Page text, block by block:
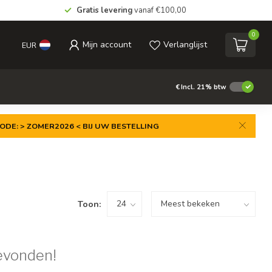
Gratis leveringvanaf €100,00
EUR Mijn account Verlanglijst
0
€Incl. 21% btw
> ZOMER2026 < BIJ UW BESTELLING
Toon: